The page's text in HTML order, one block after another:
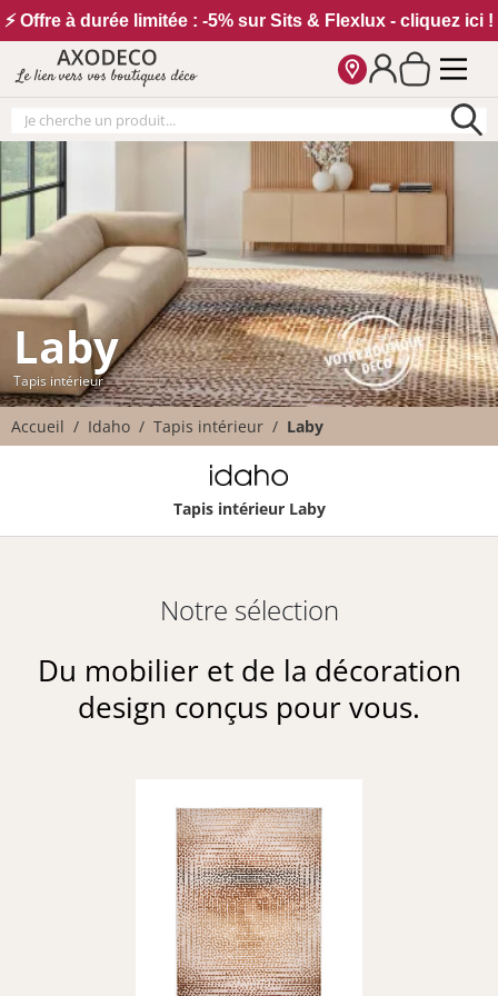
⚡ Offre à durée limitée : -5% sur Sits & Flexlux - cliquez ici !
Le lien vers vos boutiques déco
Laby
Tapis intérieur
Accueil Idaho Tapis intérieur Laby
Tapis intérieur Laby
Notre sélection
Du mobilier et de la décoration
design conçus pour vous.
Vos paramètres cookies